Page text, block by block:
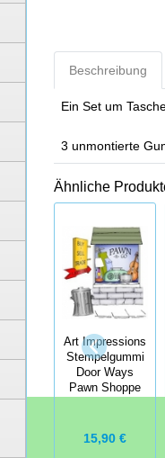
Beschreibung
Ein Set um
3 unmontierte
Ähnliche
Art Impressions
Stempelgummi
Door Ways
Pawn Shoppe
15,90 €